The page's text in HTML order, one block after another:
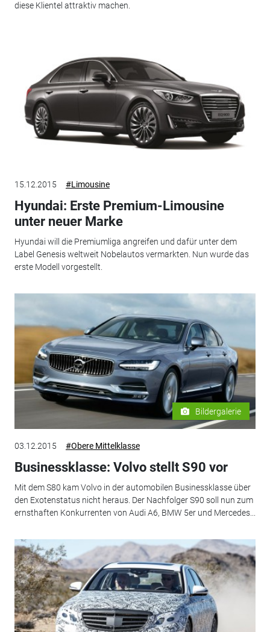
diese Klientel attraktiv machen.
15.12.2015 #Limousine
Hyundai: Erste Premium-Limousine
unter neuer Marke
Hyundai will die Premiumliga angreifen und dafür unter dem
Label Genesis weltweit Nobelautos vermarkten. Nun wurde das
erste Modell vorgestellt.
Bildergalerie
03.12.2015 #Obere Mittelklasse
Businessklasse: Volvo stellt S90 vor
Mit dem S80 kam Volvo in der automobilen Businessklasse über
den Exotenstatus nicht heraus. Der Nachfolger S90 soll nun zum
ernsthaften Konkurrenten von Audi A6, BMW 5er und Mercedes...